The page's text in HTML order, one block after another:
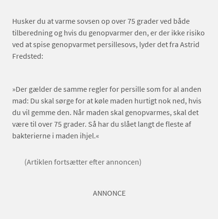
Husker du at varme sovsen op over 75 grader ved både
tilberedning og hvis du genopvarmer den, er der ikke risiko
ved at spise genopvarmet persillesovs, lyder det fra Astrid
Fredsted:
»Der gælder de samme regler for persille som for al anden
mad: Du skal sørge for at køle maden hurtigt nok ned, hvis
du vil gemme den. Når maden skal genopvarmes, skal det
være til over 75 grader. Så har du slået langt de fleste af
bakterierne i maden ihjel.«
(Artiklen fortsætter efter annoncen)
ANNONCE